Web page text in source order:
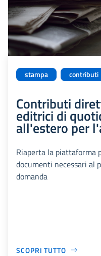
stampa contributi
Contributi
editrici di
all'estero per
Riaperta la piattaforma
documenti necessari al
domanda
SCOPRI TUTTO